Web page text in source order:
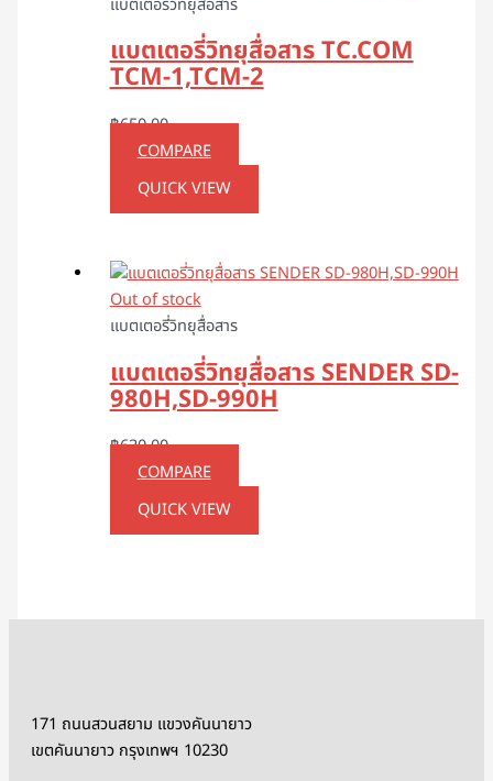
แบตเตอรี่วิทยุสื่อสาร
แบตเตอรี่วิทยุสื่อสาร TC.COM
TCM-1,TCM-2
฿650.00
COMPARE
QUICK VIEW
Out of stock
แบตเตอรี่วิทยุสื่อสาร
แบตเตอรี่วิทยุสื่อสาร SENDER SD-
980H,SD-990H
฿620.00
COMPARE
QUICK VIEW
171 ถนนสวนสยาม แขวงคันนายาว
เขตคันนายาว กรุงเทพฯ 10230